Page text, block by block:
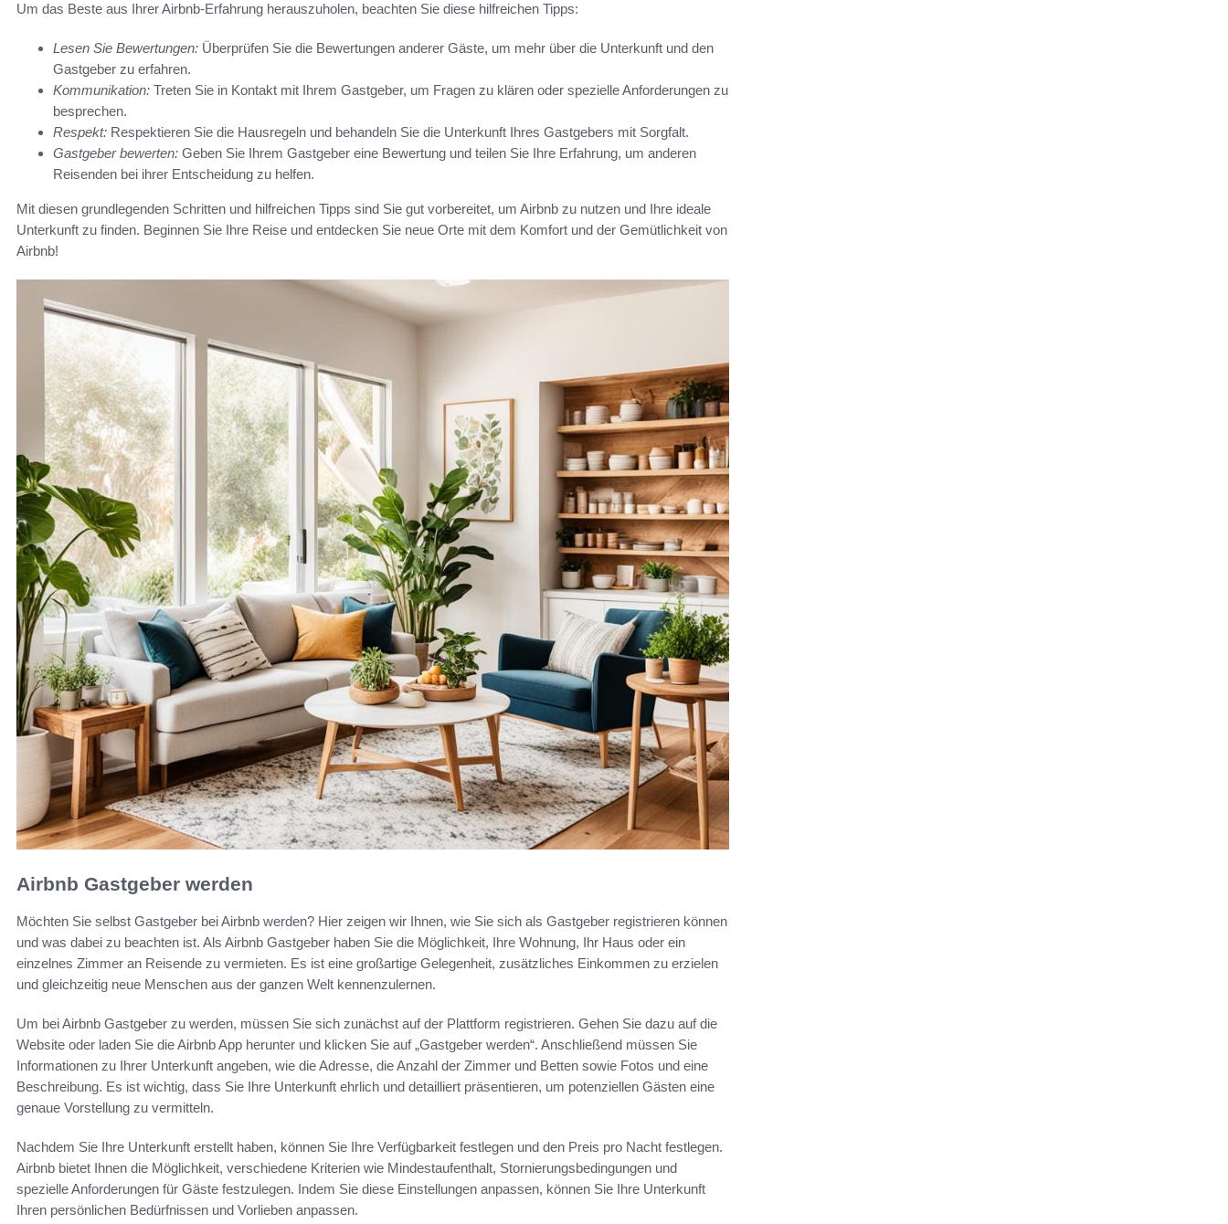
Um das Beste aus Ihrer Airbnb-Erfahrung herauszuholen, beachten Sie diese hilfreichen Tipps:
Lesen Sie Bewertungen: Überprüfen Sie die Bewertungen anderer Gäste, um mehr über die Unterkunft und den
Gastgeber zu erfahren.
Kommunikation: Treten Sie in Kontakt mit Ihrem Gastgeber, um Fragen zu klären oder spezielle Anforderungen zu
besprechen.
Respekt: Respektieren Sie die Hausregeln und behandeln Sie die Unterkunft Ihres Gastgebers mit Sorgfalt.
Gastgeber bewerten: Geben Sie Ihrem Gastgeber eine Bewertung und teilen Sie Ihre Erfahrung, um anderen
Reisenden bei ihrer Entscheidung zu helfen.
Mit diesen grundlegenden Schritten und hilfreichen Tipps sind Sie gut vorbereitet, um Airbnb zu nutzen und Ihre ideale
Unterkunft zu finden. Beginnen Sie Ihre Reise und entdecken Sie neue Orte mit dem Komfort und der Gemütlichkeit von
Airbnb!
Airbnb Gastgeber werden
Möchten Sie selbst Gastgeber bei Airbnb werden? Hier zeigen wir Ihnen, wie Sie sich als Gastgeber registrieren können
und was dabei zu beachten ist. Als Airbnb Gastgeber haben Sie die Möglichkeit, Ihre Wohnung, Ihr Haus oder ein
einzelnes Zimmer an Reisende zu vermieten. Es ist eine großartige Gelegenheit, zusätzliches Einkommen zu erzielen
und gleichzeitig neue Menschen aus der ganzen Welt kennenzulernen.
Um bei Airbnb Gastgeber zu werden, müssen Sie sich zunächst auf der Plattform registrieren. Gehen Sie dazu auf die
Website oder laden Sie die Airbnb App herunter und klicken Sie auf „Gastgeber werden“. Anschließend müssen Sie
Informationen zu Ihrer Unterkunft angeben, wie die Adresse, die Anzahl der Zimmer und Betten sowie Fotos und eine
Beschreibung. Es ist wichtig, dass Sie Ihre Unterkunft ehrlich und detailliert präsentieren, um potenziellen Gästen eine
genaue Vorstellung zu vermitteln.
Nachdem Sie Ihre Unterkunft erstellt haben, können Sie Ihre Verfügbarkeit festlegen und den Preis pro Nacht festlegen.
Airbnb bietet Ihnen die Möglichkeit, verschiedene Kriterien wie Mindestaufenthalt, Stornierungsbedingungen und
spezielle Anforderungen für Gäste festzulegen. Indem Sie diese Einstellungen anpassen, können Sie Ihre Unterkunft
Ihren persönlichen Bedürfnissen und Vorlieben anpassen.